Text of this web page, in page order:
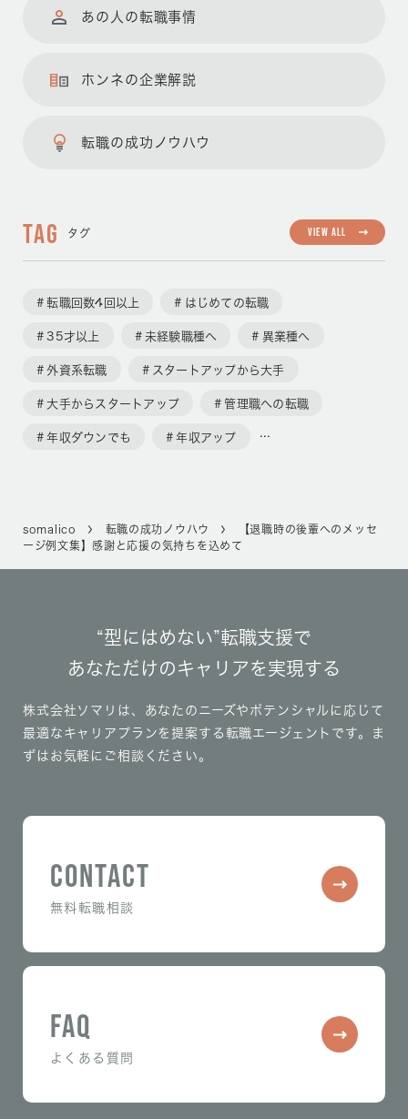
あの人の転職事情
ホンネの企業解説
転職の成功ノウハウ
TAG タグ VIEW ALL
転職回数4回以上 はじめての転職
35才以上 未経験職種へ 異業種へ
外資系転職 スタートアップから大手
大手からスタートアップ 管理職への転職
年収ダウンでも 年収アップ
somalico 転職の成功ノウハウ
【退職時の後輩へのメッセ
ージ例文集】感謝と応援の気持ちを込めて
“型にはめない”転職支援で
あなただけのキャリアを実現する
株式会社ソマリは、あなたのニーズやポテンシャルに応じて
最適なキャリアプランを提案する転職エージェントです。
ま
ずはお気軽にご相談ください。
CONTACT
無料転職相談
FAQ
よくある質問